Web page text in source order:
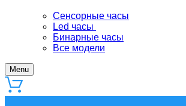
Сенсорные часы
Led часы
Бинарные часы
Все модели
Menu